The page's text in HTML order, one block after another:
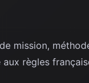
mission,
règles